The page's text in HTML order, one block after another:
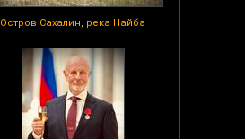
Остров Сахалин, река Найба